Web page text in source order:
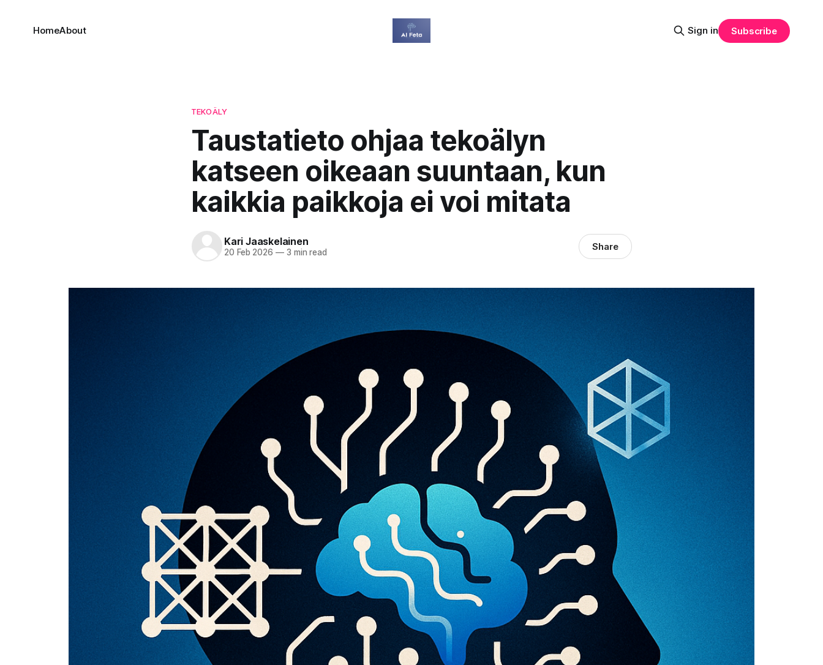
HomeAbout Sign in Subscribe
TEKOÄLY
Taustatieto ohjaa tekoälyn
katseen oikeaan suuntaan, kun
kaikkia paikkoja ei voi mitata
Kari Jaaskelainen
20 Feb 2026 —3 min read Share